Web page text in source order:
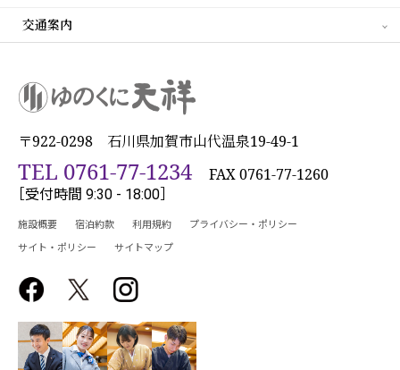
交通案内
〒922-0298 石川県加賀市山代温泉19-49-1
TEL 0761-77-1234
［受付時間 9:30 - 18:00］
FAX 0761-77-1260
施設概要 宿泊約款 利用規約
プライバシー・ポリシー
サイト・ポリシー
サイトマップ